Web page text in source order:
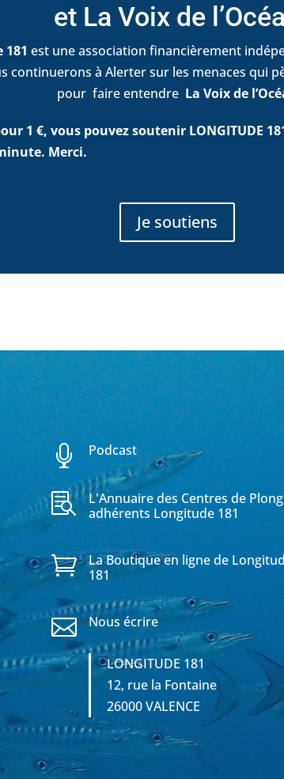
et La Voix de
181 est une association financièrement
continuerons à Alerter sur les menaces qui
pour faire entendre La Voix de
1 €, vous pouvez soutenir LONGITUDE
Merci.
Je soutiens
 Podcast

L'Annuaire des Centres de
adhérents Longitude 181

La Boutique en ligne de
181
 Nous écrire
LONGITUDE 181
12, rue la Fontaine
26000 VALENCE